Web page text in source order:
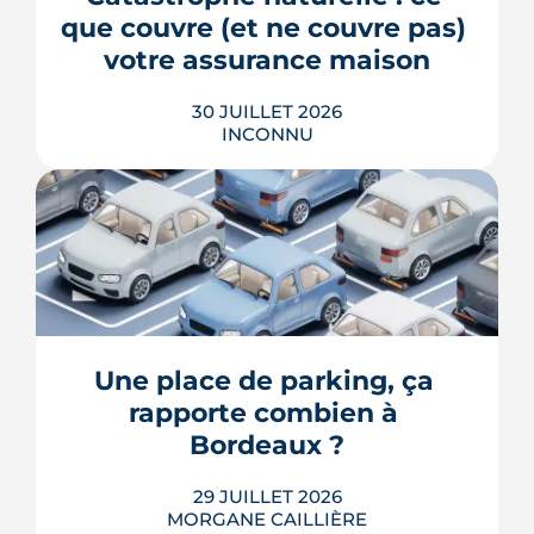
reste la clé d'entrée dans l'intra-rocade.
LIRE L'ARTICLE
que couvre (et ne couvre pas)
votre assurance maison
30 JUILLET 2026
INCONNU
Franchise de 380 € ou 1 520 €, arrêté
interministériel obligatoire, exclusions
sur le jardin ou la piscine, cas épineux
des fissures de sécheresse : le régime
récemment réformées. Ce guide fait le
point, à jour de juillet 2026, sur vos
droits et ...
LIRE L'ARTICLE
Une place de parking, ça
rapporte combien à
Bordeaux ?
29 JUILLET 2026
MORGANE CAILLIÈRE